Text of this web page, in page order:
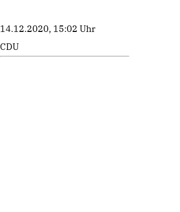
14.12.2020, 15:02 Uhr
CDU